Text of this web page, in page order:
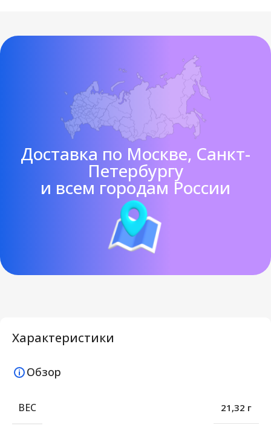
Доставка по Москве, Санкт-
Петербургу
и всем городам России
Характеристики
Обзор
ВЕС 21,32 г